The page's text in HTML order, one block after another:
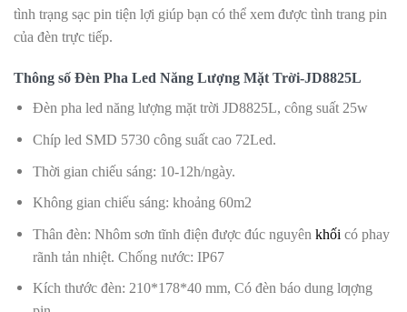
tình trạng sạc pin tiện lợi giúp bạn có thể xem được tình trang pin
của đèn trực tiếp.
Thông số Đèn Pha Led Năng Lượng Mặt Trời-JD8825L
Đèn pha led năng lượng mặt trời JD8825L, công suất 25w
Chíp led SMD 5730 công suất cao 72Led.
Thời gian chiếu sáng: 10-12h/ngày.
Không gian chiếu sáng: khoảng 60m2
Thân đèn: Nhôm sơn tĩnh điện được đúc nguyên khối có phay
rãnh tản nhiệt. Chống nước: IP67
Kích thước đèn: 210*178*40 mm, Có đèn báo dung lƣợng